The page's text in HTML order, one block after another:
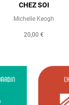
CHEZ SOI
Michelle Keogh
20,00 €